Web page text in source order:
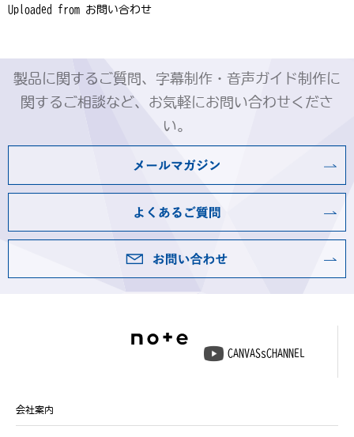
Uploaded from お問い合わせ
製品に関するご質問、字幕制作・音声ガイド制作に
関するご相談など、お気軽にお問い合わせくださ
い。
CANVASsCHANNEL
会社案内